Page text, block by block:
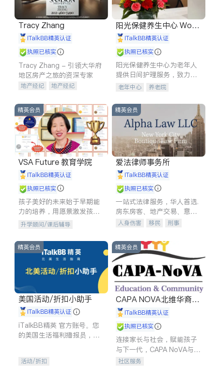
Tracy Zhang
iTalkBB精英认证
执照已核实
Tracy Zhang - 引领大华府
地区房产之旅的资深专家
地产经纪
地产经纪
商铺租售
开发商建商
阳光保健养生中心 World
shine
iTalkBB精英认证
执照已核实
阳光保健养生中心为老年人
提供日间护理服务，致力于
通过持续的护理创新来有效
老年中心 养老院
精英会员
VSA Future 教育学院
iTalkBB精英认证
执照已核实
孩子美好的未来始于早期能
力的培养，用愿景激发孩子
的学习潜力和动力。理念：
拥有成长型心态是成功的基
石。
升学顾问/课后辅导
精英会员
爱法律师事务所
iTalkBB精英认证
执照已核实
一站式法律服务，华人首选.
房东房客、地产交易、意外
伤害、车祸重伤、商业诉
建筑合同、刑事案件全包办
人身伤害 移民
刑事
信托/遗嘱
商业
索赔
律师-其它 保释
精英会员
美国活动/折扣小助手
iTalkBB精英认证
iTalkBB精英 官方账号。您
的美国生活福利播报员，精
专属福利。
活动/折扣
精英会员
CAPA NOVA北维华裔家
长会iTalkBB精英认证
执照已核实
连接家长与社会，赋能孩子
与下一代，CAPA NoVA与您
携手建设包容、公平、充满
社区服务